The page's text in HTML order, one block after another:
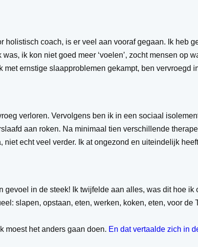
holistisch coach, is er veel aan vooraf gegaan. Ik heb
ik kon niet goed meer ‘voelen’, zocht mensen op
ernstige slaapproblemen gekampt, ben vervroegd
verloren. Vervolgens ben ik in een sociaal
aan roken. Na minimaal tien verschillende
niet echt veel verder. Ik at ongezond en uiteindelijk
gevoel in de steek! Ik twijfelde aan alles, was dit hoe
slapen, opstaan, eten, werken, koken, eten, voor
moest het anders gaan doen. En dat vertaalde zich in